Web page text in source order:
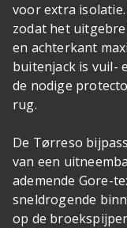
voor extra
zodat het
en achterkant
buitenjack is vuil-
de nodige
rug.
De Tørreso
van een
ademende Gore-
sneldrogende
op de